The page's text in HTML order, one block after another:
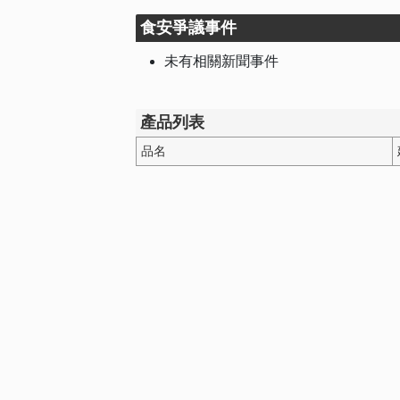
食安爭議事件
未有相關新聞事件
產品列表
品名